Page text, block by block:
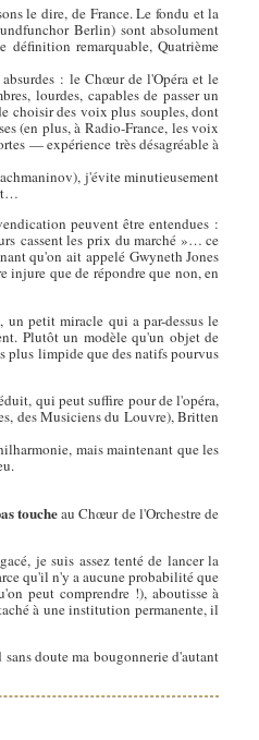
le dire, de France. Le fondu et la
Berlin) sont absolument
définition remarquable, Quatrième
: le Chœur de l'Opéra et le
lourdes, capables de passer un
choisir des voix plus souples, dont
(en plus, à Radio-France, les voix
— expérience très désagréable à
j'évite minutieusement
peuvent être entendues :
cassent les prix du marché »… ce
qu'on ait appelé Gwyneth Jones
injure que de répondre que non, en
, un petit miracle qui a par-dessus le
Plutôt un modèle qu'un objet de
plus limpide que des natifs pourvus
qui peut suffire pour de l'opéra,
des Musiciens du Louvre), Britten
mais maintenant que les
toucheau Chœur de l'Orchestre de
je suis assez tenté de lancer la
qu'il n'y a aucune probabilité que
peut comprendre !), aboutisse à
à une institution permanente, il
doute ma bougonnerie d'autant